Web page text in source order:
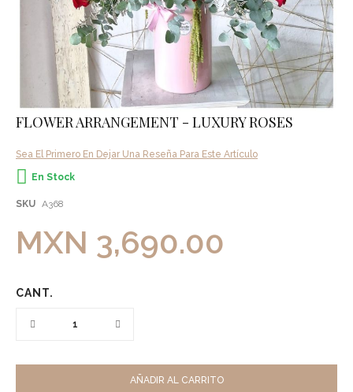
Skip
beginning
of
the
images
FLOWER ARRANGEMENT - LUXURY ROSES
Sea El Primero En Dejar Una Reseña Para Este Artículo
En Stock
SKU A368
MXN 3,690.00
CANT.
AÑADIR AL CARRITO